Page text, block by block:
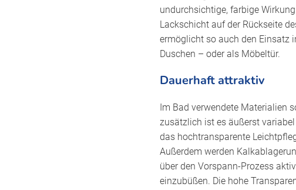
undurchsichtige, farbige
Lackschicht auf der Rückseite
ermöglicht so auch den Einsatz
Duschen – oder als Möbeltür.
Dauerhaft attraktiv
Im Bad verwendete Materialien
zusätzlich ist es äußerst
das hochtransparente
Außerdem werden
über den Vorspann-Prozess
einzubüßen. Die hohe